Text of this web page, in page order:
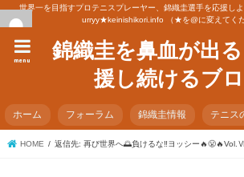
世界一を目指すプロテニスプレーヤー、錦織圭選手を応援し
urryy★keinishikori.info （★を@に変えてくだ
錦織圭を鼻血が出
援し続けるブ
menu
ホーム フォーラム 錦織圭情報 テニス
HOME 返信先: 再び世界へ🌅負けるな‼️ヨッシー🔥😤🔥Vol.Ⅵ